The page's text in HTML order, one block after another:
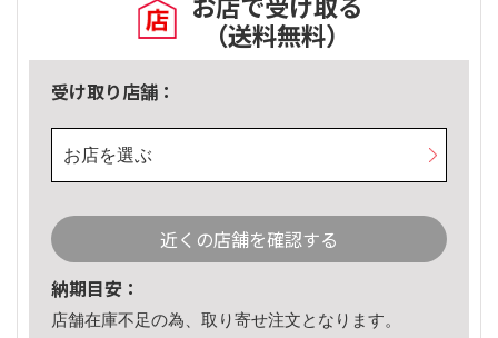
（送料無料）
受け取り店舗：
お店を選ぶ
近くの店舗を確認する
納期目安：
店舗在庫不足の為、取り寄せ注文となります。